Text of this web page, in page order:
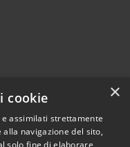
×
cookie
assimilati strettamente
navigazione del sito,
solo fine di elaborare